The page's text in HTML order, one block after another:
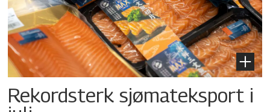
Rekordsterk sjømateksport i